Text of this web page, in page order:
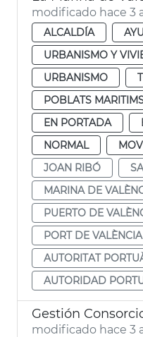
modificado hace 3
ALCALDÍA
URBANISMO Y
URBANISMO
POBLATS
EN PORTADA
NORMAL
JOAN RIBÓ
MARINA DE
PUERTO DE
PORT DE VALÈNCIA
AUTORITAT
AUTORIDAD
Gestión
modificado hace 3